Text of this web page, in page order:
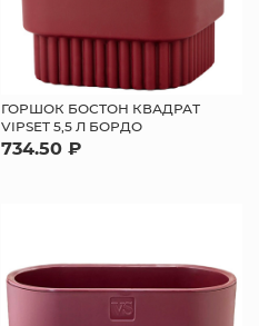
ГОРШОК БОСТОН КВАДРАТ
VIPSET 5,5 Л БОРДО
734.50 ₽